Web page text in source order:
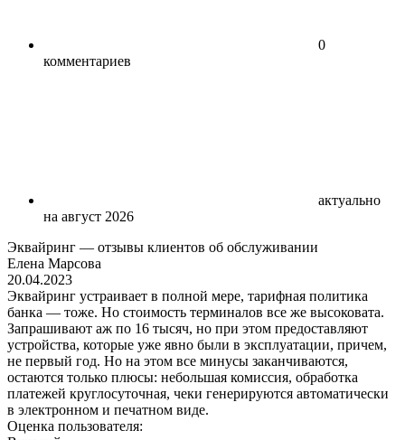
0
комментариев
актуально
на август 2026
Эквайринг — отзывы клиентов об обслуживании
Елена Марсова
20.04.2023
Эквайринг устраивает в полной мере, тарифная политика
банка — тоже. Но стоимость терминалов все же высоковата.
Запрашивают аж по 16 тысяч, но при этом предоставляют
устройства, которые уже явно были в эксплуатации, причем,
не первый год. Но на этом все минусы заканчиваются,
остаются только плюсы: небольшая комиссия, обработка
платежей круглосуточная, чеки генерируются автоматически
в электронном и печатном виде.
Оценка пользователя: